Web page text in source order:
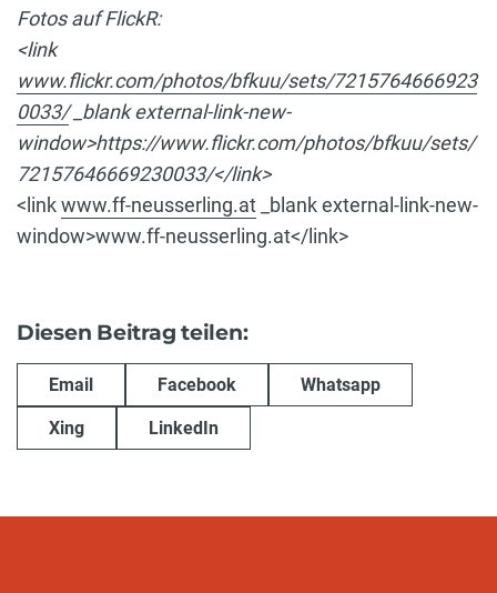
Fotos auf FlickR:
<link
www.flickr.com/photos/bfkuu/sets/7215764666923
0033/_blank external-link-new-
window>https://www.flickr.com/photos/bfkuu/sets/
72157646669230033/</link>
<linkwww.ff-neusserling.at _blank external-link-new-
window>www.ff-neusserling.at</link>
Diesen Beitrag teilen:
Email Facebook Whatsapp
Xing LinkedIn